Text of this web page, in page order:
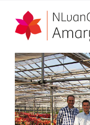
naar
inhoud